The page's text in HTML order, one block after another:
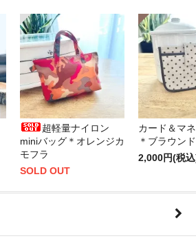
超軽量ナイロン
miniバッグ＊オレンジカ
モフラ
SOLD OUT
カード＆マ
＊ブラウン
2,000円(税